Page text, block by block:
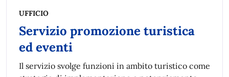
UFFICIO
Servizio promozione turistica
ed eventi
Il servizio svolge funzioni in ambito turistico come